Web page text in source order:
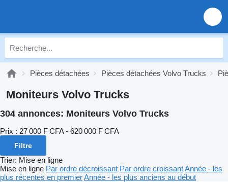
Pièces détachées Pièces détachées Volvo Trucks
Moniteurs Volvo Trucks
304 annonces: Moniteurs Volvo Trucks
Prix : 27 000 F CFA - 620 000 F CFA
Filtre
Trier: Mise en ligne
Mise en ligne Par ordre décroissant Par ordre croissantAnnée - les
plus récentes en premierAnnée - les plus anciens au début